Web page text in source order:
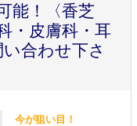
能！〈香芝
・皮膚科・耳
合わせ下さ
今が狙い目！